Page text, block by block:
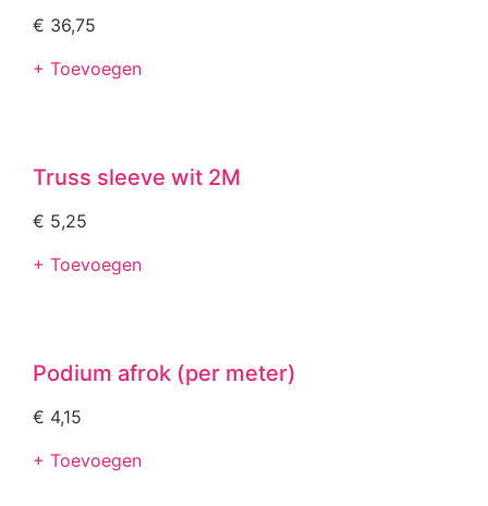
€ 36,75
+ Toevoegen
Truss sleeve wit 2M
€ 5,25
+ Toevoegen
Podium afrok (per meter)
€ 4,15
+ Toevoegen